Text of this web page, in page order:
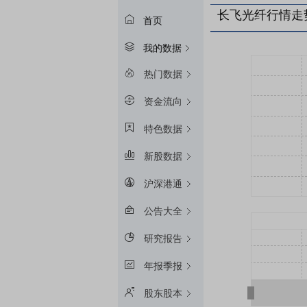
首页
我的数据
热门数据
资金流向
特色数据
新股数据
沪深港通
公告大全
研究报告
年报季报
股东股本
长飞光纤行情走